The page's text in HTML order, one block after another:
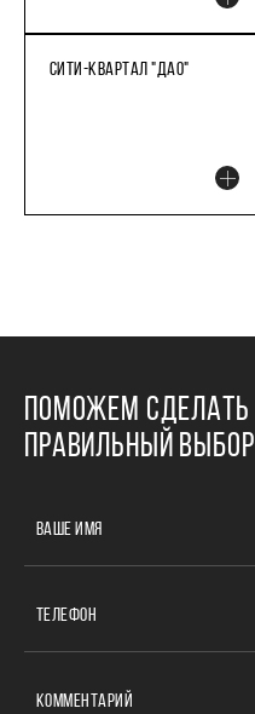
СИТИ-КВАРТАЛ "ДАО"
ПОМОЖЕМ СДЕЛАТЬ
ПРАВИЛЬНЫЙ ВЫБОР
ВАШЕ ИМЯ
ТЕЛЕФОН
КОММЕНТАРИЙ